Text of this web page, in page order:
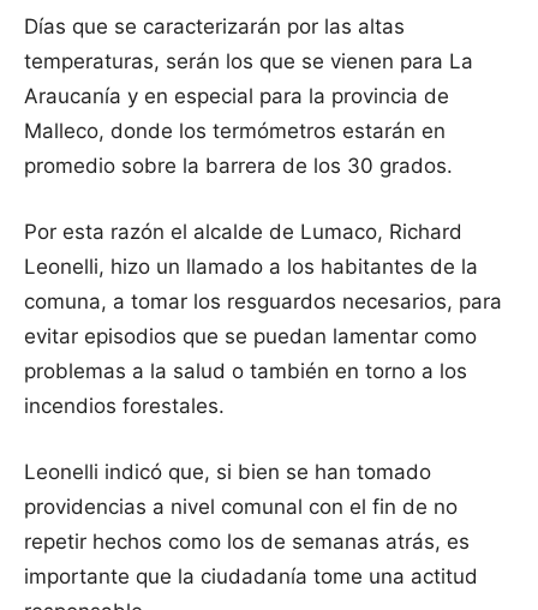
Días que se caracterizarán por las altas
temperaturas, serán los que se vienen para La
Araucanía y en especial para la provincia de
Malleco, donde los termómetros estarán en
promedio sobre la barrera de los 30 grados.
Por esta razón el alcalde de Lumaco, Richard
Leonelli, hizo un llamado a los habitantes de la
comuna, a tomar los resguardos necesarios, para
evitar episodios que se puedan lamentar como
problemas a la salud o también en torno a los
incendios forestales.
Leonelli indicó que, si bien se han tomado
providencias a nivel comunal con el fin de no
repetir hechos como los de semanas atrás, es
importante que la ciudadanía tome una actitud